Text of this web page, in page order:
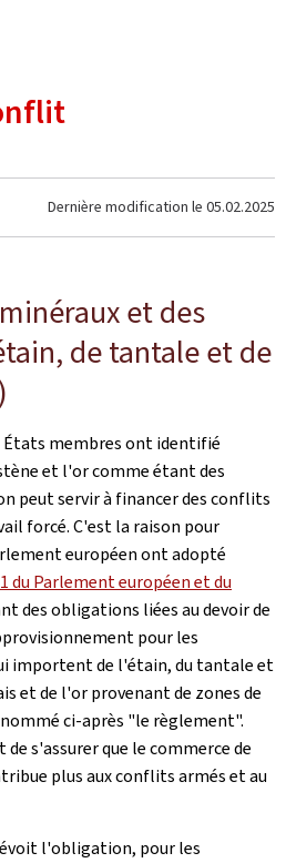
Dernière modification le 05.02.2025
et des
de tantale et de
États membres ont identifié
et l'or comme étant des
peut servir à financer des conflits
forcé. C'est la raison pour
européen ont adopté
du Parlement européen et du
des obligations liées au devoir de
pour les
importent de l'étain, du tantale et
et de l'or provenant de zones de
ci-après "le règlement".
s'assurer que le commerce de
plus aux conflits armés et au
l'obligation, pour les